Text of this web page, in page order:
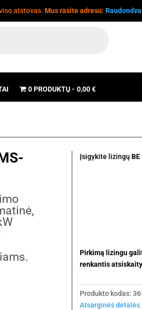
atstovas. Mus rasite adresu:
0 PRODUKTŲ 0,00 €
Įsigykite lizingų BE
Pirkimą lizingu
renkantis
Produkto kodas:
Atsarginės detalės